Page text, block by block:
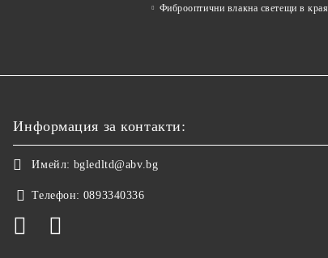
Фиброоптични влакна светещи в края
Информация за контакти:
Имейл: bgledltd@abv.bg
Телефон: 0893340336